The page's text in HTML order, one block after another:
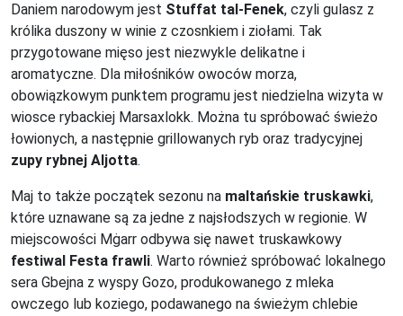
Daniem narodowym jest Stuffat tal-Fenek, czyli gulasz z
królika duszony w winie z czosnkiem i ziołami. Tak
przygotowane mięso jest niezwykle delikatne i
aromatyczne. Dla miłośników owoców morza,
obowiązkowym punktem programu jest niedzielna wizyta w
wiosce rybackiej Marsaxlokk. Można tu spróbować świeżo
łowionych, a następnie grillowanych ryb oraz tradycyjnej
zupy rybnej Aljotta.
Maj to także początek sezonu na maltańskie truskawki,
które uznawane są za jedne z najsłodszych w regionie. W
miejscowości Mġarr odbywa się nawet truskawkowy
festiwal Festa frawli. Warto również spróbować lokalnego
sera Gbejna z wyspy Gozo, produkowanego z mleka
owczego lub koziego, podawanego na świeżym chlebie